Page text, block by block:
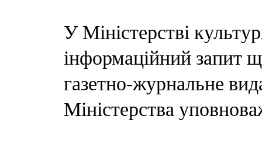
У Міністерстві
інформаційний запит
газетно-журнальне
Міністерства